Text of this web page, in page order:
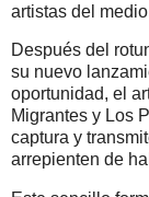
artistas del
Después del
su nuevo
oportunidad, el
Migrantes y Los
captura y
arrepienten de